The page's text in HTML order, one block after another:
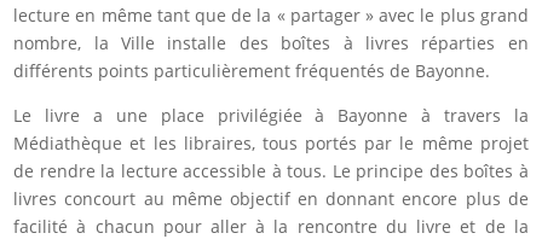
lecture en même tant que de la « partager » avec le plus grand
nombre, la Ville installe des boîtes à livres réparties en
différents points particulièrement fréquentés de Bayonne.
Le livre a une place privilégiée à Bayonne à travers la
Médiathèque et les libraires, tous portés par le même projet
de rendre la lecture accessible à tous. Le principe des boîtes à
livres concourt au même objectif en donnant encore plus de
facilité à chacun pour aller à la rencontre du livre et de la